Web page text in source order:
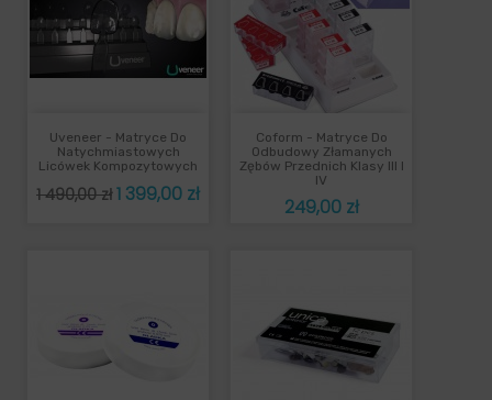
Uveneer - Matryce Do
Natychmiastowych
Licówek Kompozytowych
Cena
1 490,00 zł Cena
1 399,00 zł
Coform - Matryce Do
Odbudowy Złamanych
Zębów Przednich Klasy III I
IV
Cena
249,00 zł